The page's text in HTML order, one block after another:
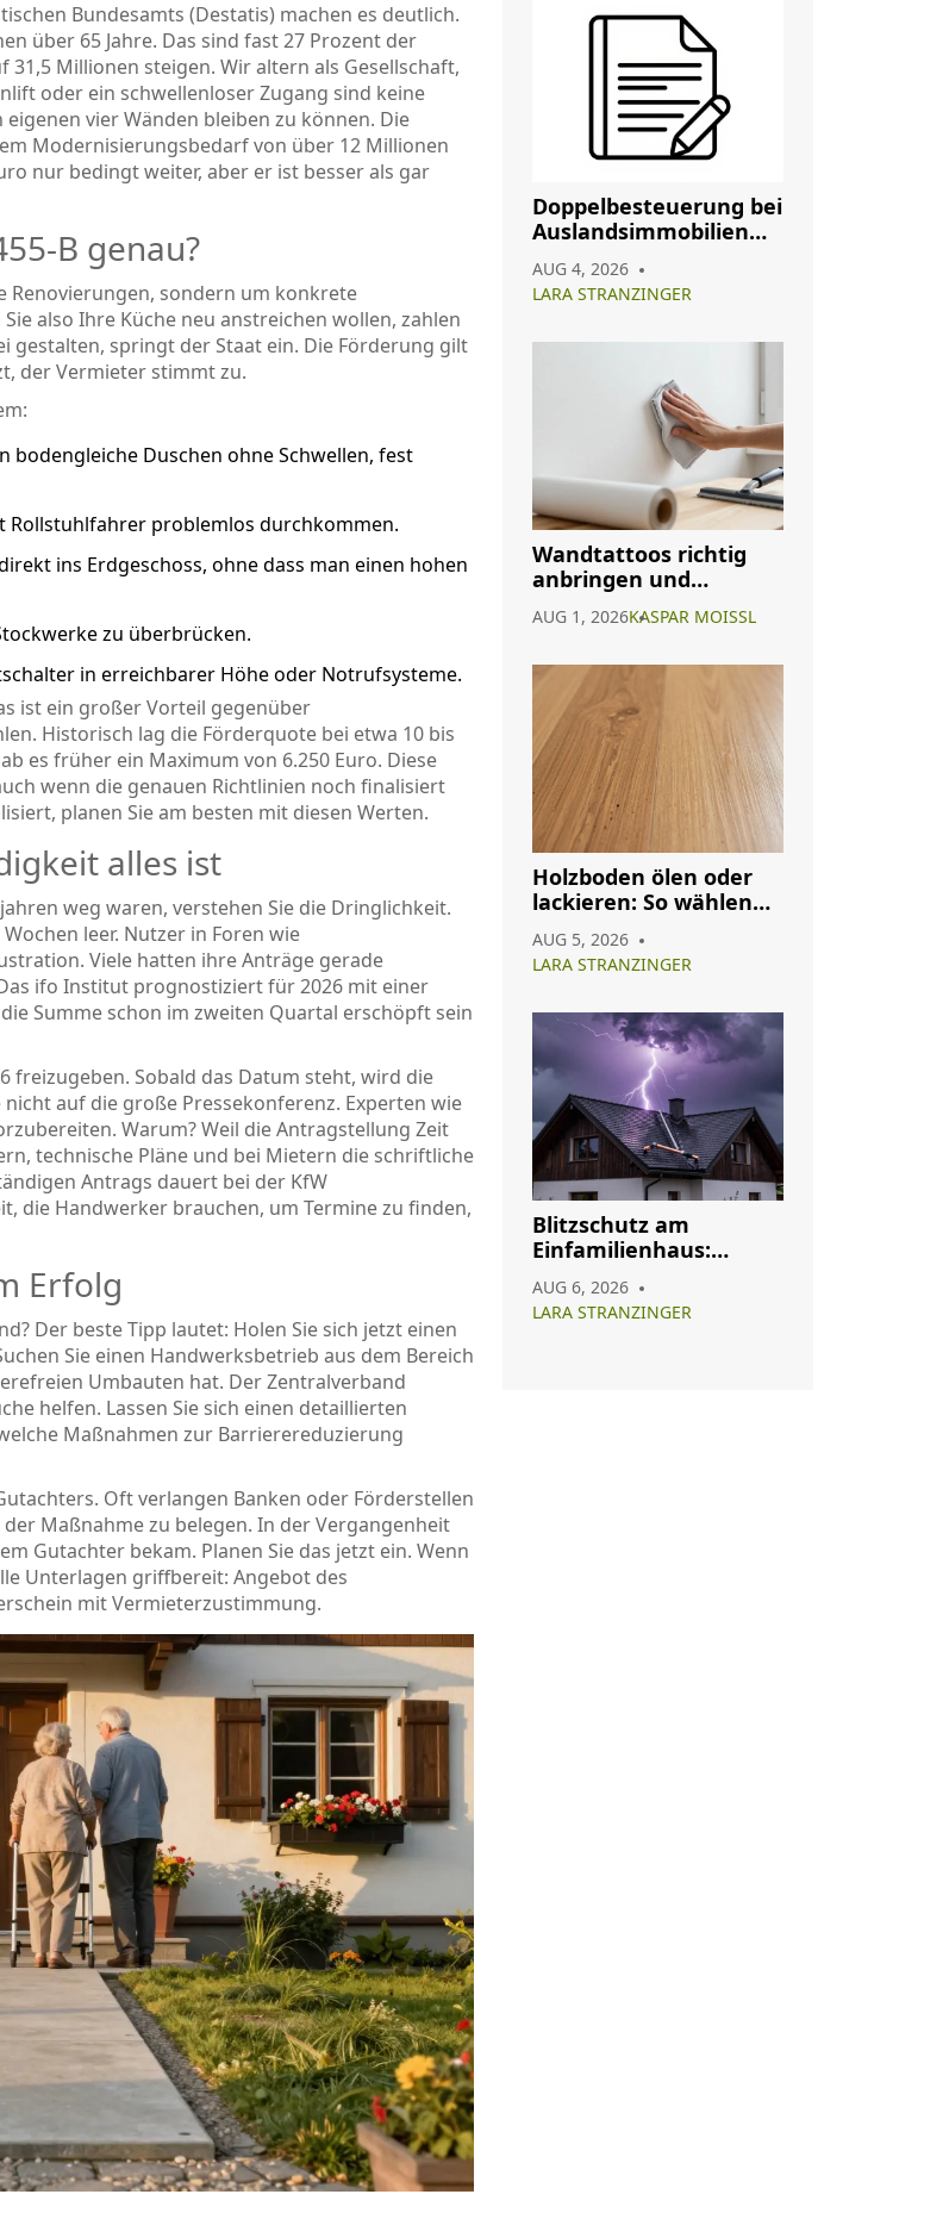
Bundesamts (Destatis) machen es deutlich.
über 65 Jahre. Das sind fast 27 Prozent der
Millionen steigen. Wir altern als Gesellschaft,
oder ein schwellenloser Zugang sind keine
vier Wänden bleiben zu können. Die
Modernisierungsbedarf von über 12 Millionen
nur bedingt weiter, aber er ist besser als gar
B genau?
Renovierungen, sondern um konkrete
also Ihre Küche neu anstreichen wollen, zahlen
gestalten, springt der Staat ein. Die Förderung gilt
der Vermieter stimmt zu.
bodengleiche Duschen ohne Schwellen, fest
Rollstuhlfahrer problemlos durchkommen.
ins Erdgeschoss, ohne dass man einen hohen
zu überbrücken.
in erreichbarer Höhe oder Notrufsysteme.
ist ein großer Vorteil gegenüber
Historisch lag die Förderquote bei etwa 10 bis
es früher ein Maximum von 6.250 Euro. Diese
wenn die genauen Richtlinien noch finalisiert
planen Sie am besten mit diesen Werten.
alles ist
weg waren, verstehen Sie die Dringlichkeit.
leer. Nutzer in Foren wie
Viele hatten ihre Anträge gerade
ifo Institut prognostiziert für 2026 mit einer
Summe schon im zweiten Quartal erschöpft sein
freizugeben. Sobald das Datum steht, wird die
auf die große Pressekonferenz. Experten wie
Warum? Weil die Antragstellung Zeit
technische Pläne und bei Mietern die schriftliche
Antrags dauert bei der KfW
die Handwerker brauchen, um Termine zu finden,
Erfolg
Der beste Tipp lautet: Holen Sie sich jetzt einen
Sie einen Handwerksbetrieb aus dem Bereich
Umbauten hat. Der Zentralverband
helfen. Lassen Sie sich einen detaillierten
Maßnahmen zur Barrierereduzierung
Oft verlangen Banken oder Förderstellen
Maßnahme zu belegen. In der Vergangenheit
Gutachter bekam. Planen Sie das jetzt ein. Wenn
Unterlagen griffbereit: Angebot des
mit Vermieterzustimmung.
Doppelbesteuerung bei
Auslandsimmobilien
Sie Abkommen richtig
AUG 4, 2026
LARA STRANZINGER
Wandtattoos richtig
anbringen und
Anleitung
AUG 1, 2026KASPAR MOISSL
Holzboden ölen oder
lackieren: So wählen
Sie das richtige
Oberflächenfinish
AUG 5, 2026
LARA STRANZINGER
Blitzschutz am
Einfamilienhaus:
Pflicht, Aufbau und
Wartung im Überblick
AUG 6, 2026
LARA STRANZINGER